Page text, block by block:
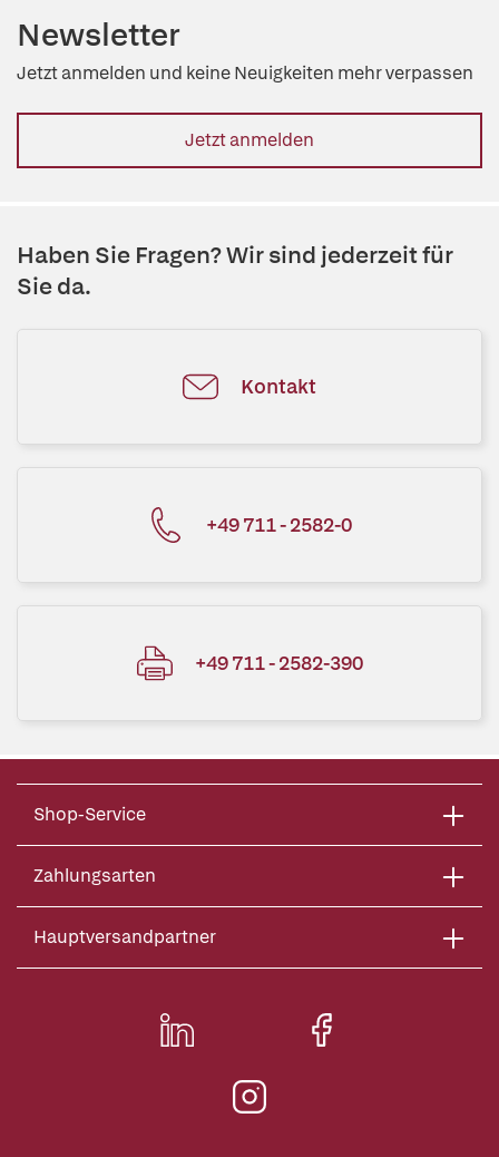
Newsletter
Jetzt anmelden und keine Neuigkeiten mehr verpassen
Jetzt anmelden
Haben Sie Fragen? Wir sind jederzeit für
Sie da.
Kontakt
+49 711 - 2582-0
+49 711 - 2582-390
Shop-Service
Zahlungsarten
Hauptversandpartner